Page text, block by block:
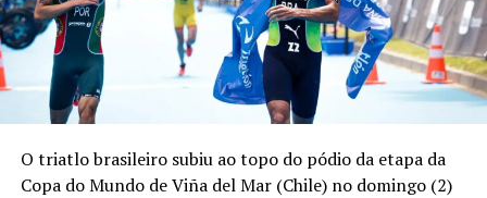
O triatlo brasileiro subiu ao topo do pódio da etapa da
Copa do Mundo de Viña del Mar (Chile) no domingo (2)